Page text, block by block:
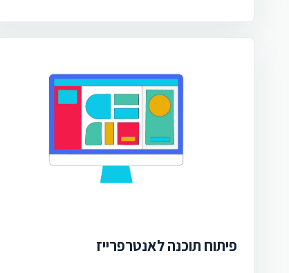
פיתוח תוכנה לאנטרפרייז